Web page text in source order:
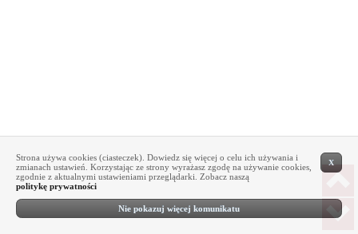
X
Strona używa cookies (ciasteczek). Dowiedz się więcej o celu ich używania i
zmianach ustawień. Korzystając ze strony wyrażasz zgodę na używanie cookies,
zgodnie z aktualnymi ustawieniami przeglądarki. Zobacz naszą
politykę prywatności
Nie pokazuj więcej komunikatu